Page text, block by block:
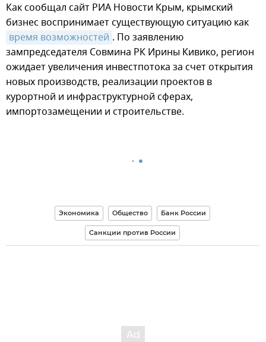
Как сообщал сайт РИА Новости Крым, крымский
бизнес воспринимает существующую ситуацию как
время возможностей . По заявлению
зампредседателя Совмина РК Ирины Кивико, регион
ожидает увеличения инвестпотока за счет открытия
новых производств, реализации проектов в
курортной и инфраструктурной сферах,
импортозамещении и строительстве.
Экономика Общество Банк России
Санкции против России